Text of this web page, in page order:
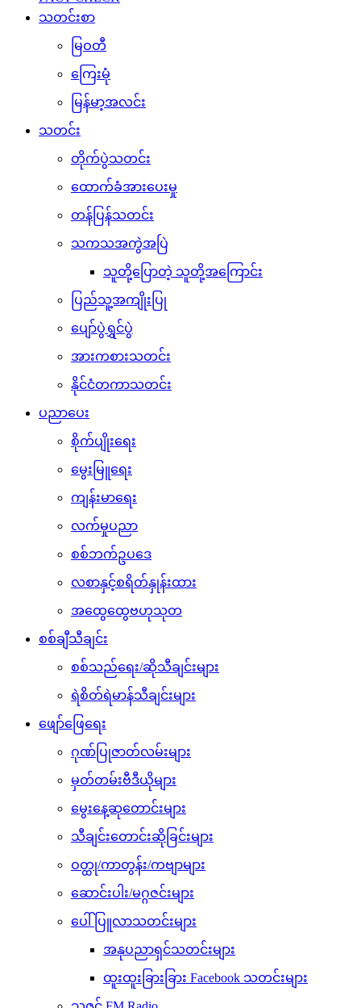
မြန်မာ့အလင်း
သတင်း
တိုက်ပွဲသတင်း
ထောက်ခံအားပေးမှု
တန်ပြန်သတင်း
သကသအကွဲအပြဲ
သူတို့ပြောတဲ့ သူတို့အကြောင်း
ပြည်သူ့အကျိုးပြု
ပျော်ပွဲရွှင်ပွဲ
အားကစားသတင်း
နိုင်ငံတကာသတင်း
ပညာပေး
စိုက်ပျိုးရေး
မွေးမြူရေး
ကျန်းမာရေး
လက်မှုပညာ
စစ်ဘက်ဥပဒေ
လစာနှင့်စရိတ်နှုန်းထား
အထွေထွေဗဟုသုတ
စစ်ချီသီချင်း
စစ်သည်ရေး/ဆိုသီချင်းများ
ရဲစိတ်ရဲမာန်သီချင်းများ
ဖျော်ဖြေရေး
ဂုဏ်ပြုဇာတ်လမ်းများ
မှတ်တမ်းဗီဒီယိုများ
မွေးနေ့ဆုတောင်းများ
သီချင်းတောင်းဆိုခြင်းများ
ဝတ္ထု/ကာတွန်း/ကဗျာများ
ဆောင်းပါး/မဂ္ဂဇင်းများ
ပေါ်ပြူလာသတင်းများ
အနုပညာရှင်သတင်းများ
ထူးထူးခြားခြား Facebook သတင်းများ
သဇင် FM Radio
Tiktok ဆယ်လီများ